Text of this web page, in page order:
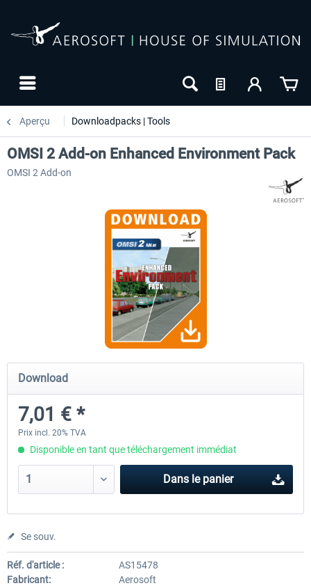
Aperçu Downloadpacks | Tools
OMSI 2 Tools - Power Toolkit
15,08 € *
OMSI 2 Downloadpack Vol.
OMSI 2 Add-on Enhanced Environment Pack
OMSI 2 Add-on
Download
7,01 € *
Prix incl. 20% TVA
Disponible en tant que téléchargement immédiat
Dans le panier
Se souv.
Réf. d'article :
AS15478
Fabricant:
Aerosoft